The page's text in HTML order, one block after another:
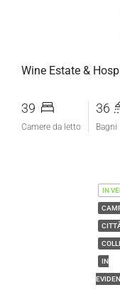
Wine Estate &
39
Camere da letto
36
Bagni
IN
IN